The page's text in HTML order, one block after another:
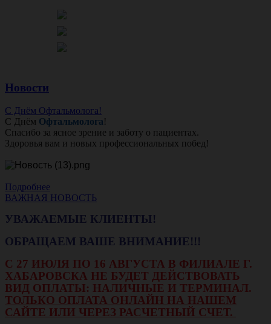
Новости
С Днём Офтальмолога!
С Днём Офтальмолога!
Спасибо за ясное зрение и заботу о пациентах.
Здоровья вам и новых профессиональных побед!
Подробнее
ВАЖНАЯ НОВОСТЬ
УВАЖАЕМЫЕ КЛИЕНТЫ!
ОБРАЩАЕМ ВАШЕ ВНИМАНИЕ!!!
С 27 ИЮЛЯ ПО 16 АВГУСТА В ФИЛИАЛЕ Г.
ХАБАРОВСКА НЕ БУДЕТ ДЕЙСТВОВАТЬ
ВИД ОПЛАТЫ: НАЛИЧНЫЕ И ТЕРМИНАЛ.
ТОЛЬКО ОПЛАТА ОНЛАЙН НА НАШЕМ
САЙТЕ ИЛИ ЧЕРЕЗ РАСЧЕТНЫЙ СЧЕТ.